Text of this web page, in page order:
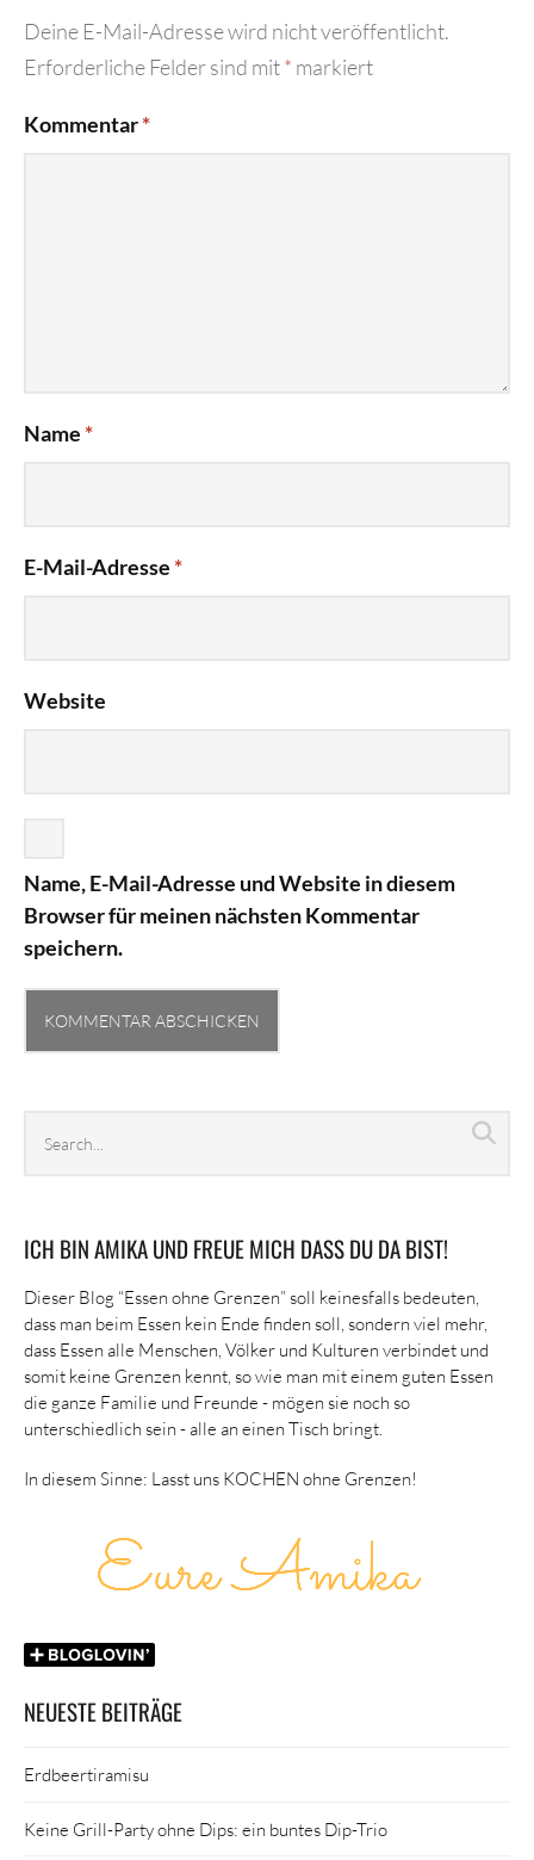
Deine E-Mail-Adresse wird nicht veröffentlicht.
Erforderliche Felder sind mit* markiert
Kommentar*
Name *
E-Mail-Adresse *
Website
Name, E-Mail-Adresse und Website in diesem
Browser für meinen nächsten Kommentar
speichern.
archives
ICH BIN AMIKA UND FREUE MICH DASS DU DA BIST!
Dieser Blog “Essen ohne Grenzen” soll keinesfalls bedeuten,
dass man beim Essen kein Ende finden soll, sondern viel mehr,
dass Essen alle Menschen, Völker und Kulturen verbindet und
somit keine Grenzen kennt, so wie man mit einem guten Essen
die ganze Familie und Freunde - mögen sie noch so
unterschiedlich sein - alle an einen Tisch bringt.
In diesem Sinne: Lasst uns KOCHEN ohne Grenzen!
NEUESTE BEITRÄGE
Erdbeertiramisu
Keine Grill-Party ohne Dips: ein buntes Dip-Trio